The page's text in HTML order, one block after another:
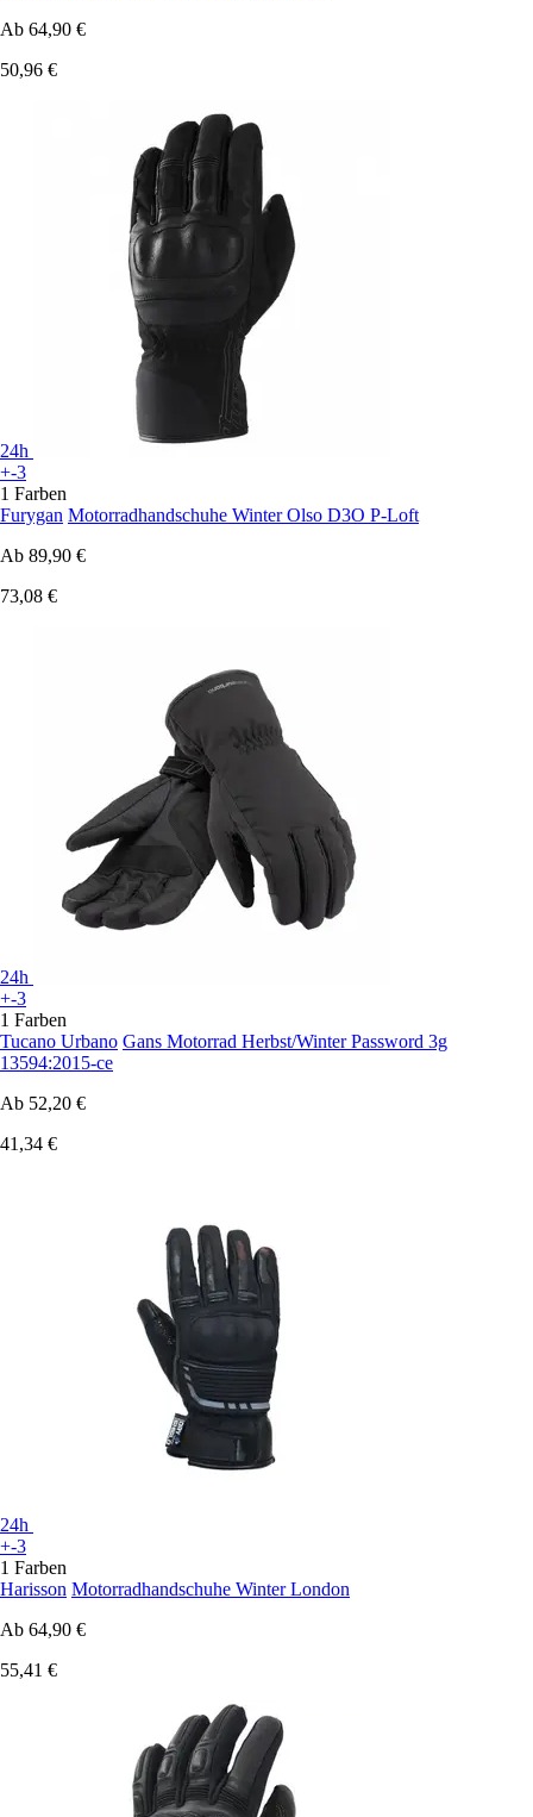
Ab 64,90 €
50,96 €
24h
+-3
1 Farben
Furygan Motorradhandschuhe Winter Olso D3O P-Loft
Ab 89,90 €
73,08 €
24h
+-3
1 Farben
Tucano Urbano Gans Motorrad Herbst/Winter Password 3g
13594:2015-ce
Ab 52,20 €
41,34 €
24h
+-3
1 Farben
Harisson Motorradhandschuhe Winter London
Ab 64,90 €
55,41 €